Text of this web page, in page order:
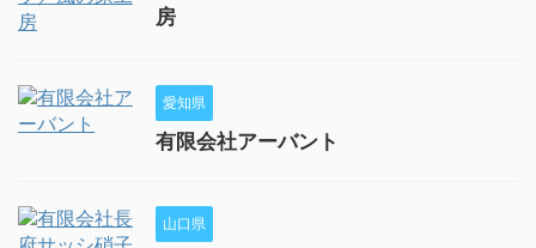
房
愛知県
有限会社アーバント
山口県